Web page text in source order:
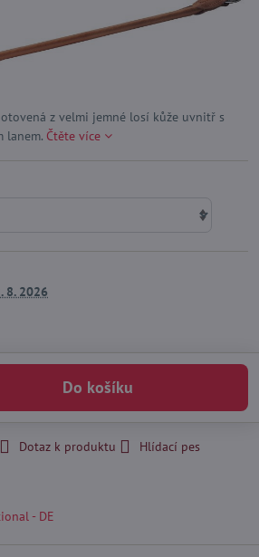
z velmi jemné losí kůže uvnitř s
lanem. Čtěte více
8. 2026
Do košíku
Dotaz k produktu
Hlídací pes
- DE